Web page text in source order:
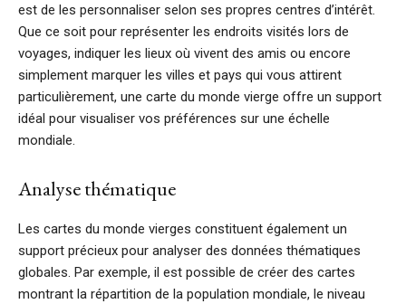
est de les personnaliser selon ses propres centres d’intérêt.
Que ce soit pour représenter les endroits visités lors de
voyages, indiquer les lieux où vivent des amis ou encore
simplement marquer les villes et pays qui vous attirent
particulièrement, une carte du monde vierge offre un support
idéal pour visualiser vos préférences sur une échelle
mondiale.
Analyse thématique
Les cartes du monde vierges constituent également un
support précieux pour analyser des données thématiques
globales. Par exemple, il est possible de créer des cartes
montrant la répartition de la population mondiale, le niveau